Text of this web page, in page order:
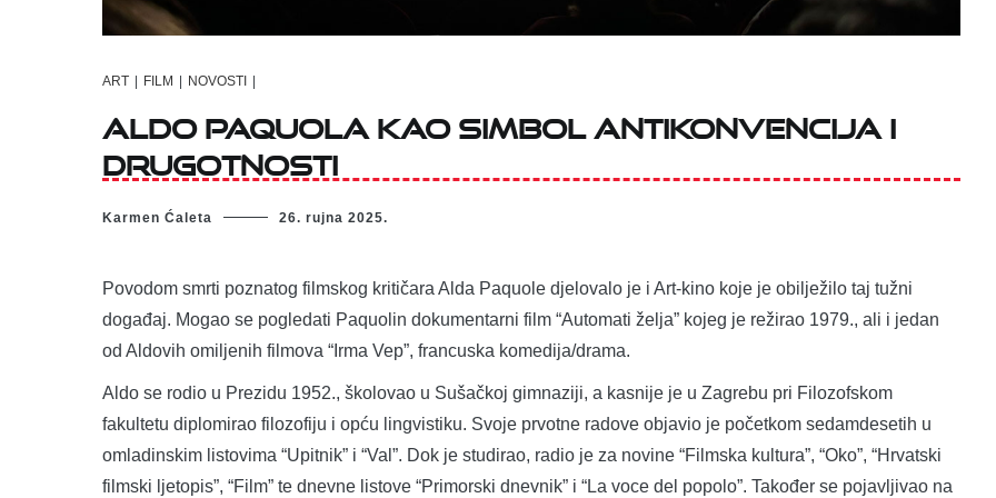
ART FILM NOVOSTI
Aldo Paquola kao simbol antikonvencija i
drugotnosti
Karmen Ćaleta 26. rujna 2025.
Povodom smrti poznatog filmskog kritičara Alda Paquole djelovalo je i Art-kino koje je obilježilo taj tužni
događaj. Mogao se pogledati Paquolin dokumentarni film “Automati želja” kojeg je režirao 1979., ali i jedan
od Aldovih omiljenih filmova “Irma Vep”, francuska komedija/drama.
Aldo se rodio u Prezidu 1952., školovao u Sušačkoj gimnaziji, a kasnije je u Zagrebu pri Filozofskom
fakultetu diplomirao filozofiju i opću lingvistiku. Svoje prvotne radove objavio je početkom sedamdesetih u
omladinskim listovima “Upitnik” i “Val”. Dok je studirao, radio je za novine “Filmska kultura”, “Oko”, “Hrvatski
filmski ljetopis”, “Film” te dnevne listove “Primorski dnevnik” i “La voce del popolo”. Također se pojavljivao na